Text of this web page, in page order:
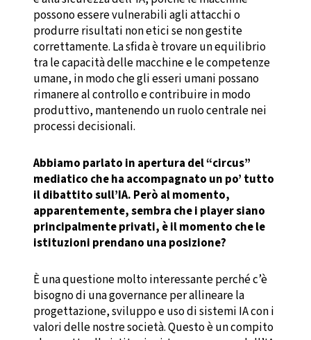
possono essere vulnerabili agli attacchi o
produrre risultati non etici se non gestite
correttamente. La sfida è trovare un equilibrio
tra le capacità delle macchine e le competenze
umane, in modo che gli esseri umani possano
rimanere al controllo e contribuire in modo
produttivo, mantenendo un ruolo centrale nei
processi decisionali.
Abbiamo parlato in apertura del “circus”
mediatico che ha accompagnato un po’ tutto
il dibattito sull’IA. Però al momento,
apparentemente, sembra che i player siano
principalmente privati, è il momento che le
istituzioni prendano una posizione?
È una questione molto interessante perché c’è
bisogno di una governance per allineare la
progettazione, sviluppo e uso di sistemi IA con i
valori delle nostre società. Questo è un compito